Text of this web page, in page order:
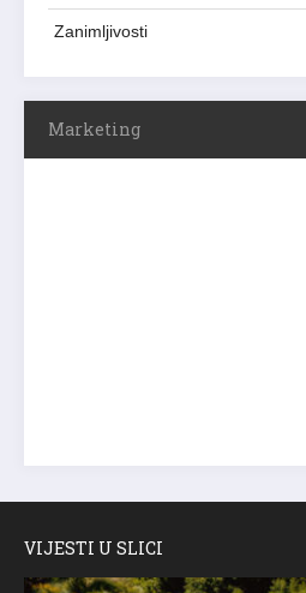
Zanimljivosti
Marketing
VIJESTI U SLICI